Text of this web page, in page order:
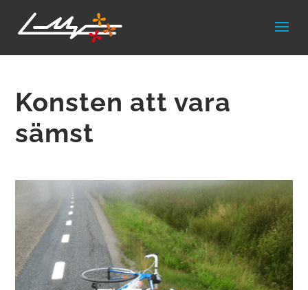
Konsten att vara
sämst